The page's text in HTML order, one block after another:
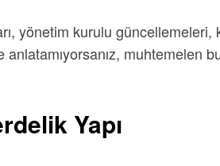
yönetim kurulu
muhtemelen
Yapı